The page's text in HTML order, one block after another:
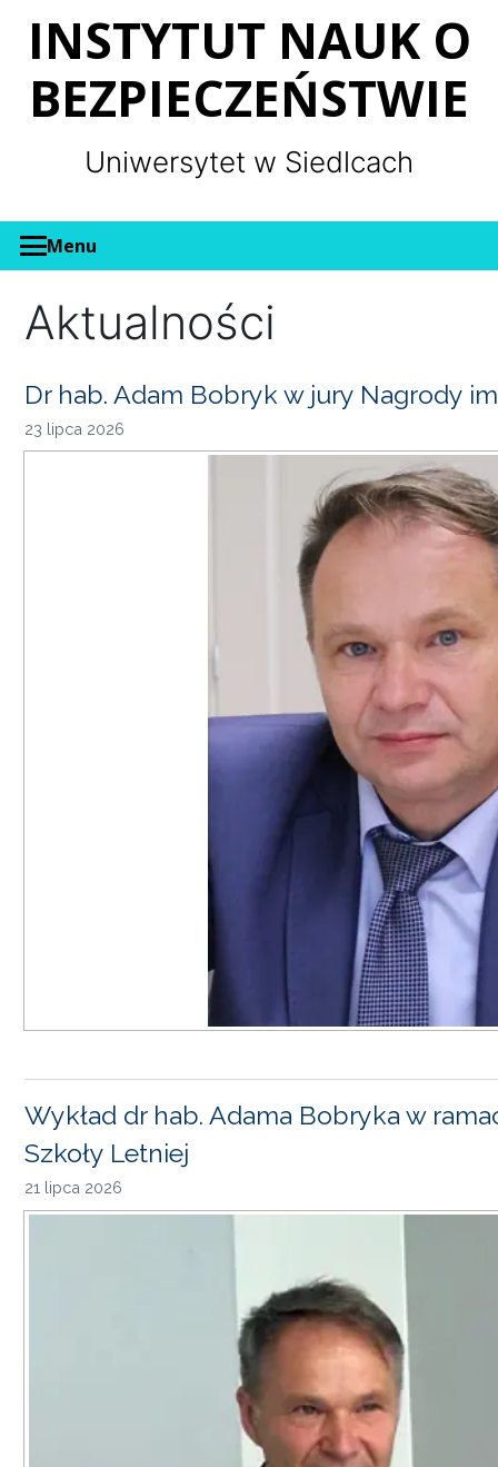
INSTYTUT NAUK O
BEZPIECZEŃSTWIE
Uniwersytet w Siedlcach
Menu
Aktualności
Dr hab. Adam Bobryk w jury Nagrody
23 lipca 2026
Wykład dr hab. Adama Bobryka w
Szkoły Letniej
21 lipca 2026